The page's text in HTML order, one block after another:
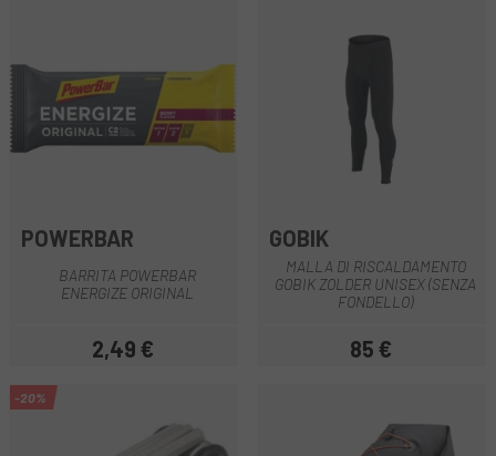
POWERBAR
BARRITA POWERBAR
ENERGIZE ORIGINAL
Prezzo
2,49 €
GOBIK
MALLA DI RISCALDAMENTO
GOBIK ZOLDER UNISEX (SENZA
FONDELLO)
Prezzo
85 €
-20%